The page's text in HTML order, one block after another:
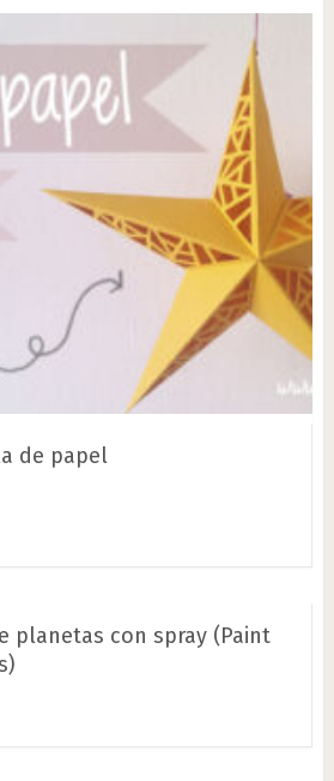
de papel
planetas con spray (Paint